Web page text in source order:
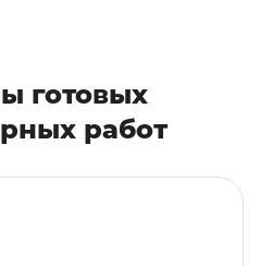
готовых
работ